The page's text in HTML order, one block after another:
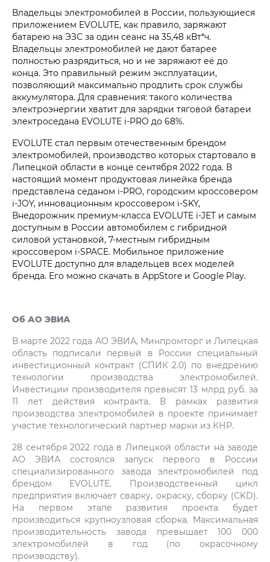
Владельцы электромобилей в России, пользующиеся
приложением EVOLUTE, как правило, заряжают
батарею на ЭЗС за один сеанс на 35,48 кВт*ч.
Владельцы электромобилей не дают батарее
полностью разрядиться, но и не заряжают её до
конца. Это правильный режим эксплуатации,
позволяющий максимально продлить срок службы
аккумулятора. Для сравнения: такого количества
электроэнергии хватит для зарядки тяговой батареи
электроседана EVOLUTE i‑PRO до 68%.
EVOLUTE стал первым отечественным брендом
электромобилей, производство которых стартовало в
Липецкой области в конце сентября 2022 года. В
настоящий момент продуктовая линейка бренда
представлена седаном i‑PRO, городским кроссовером
i‑JOY, инновационным кроссовером i‑SKY,
Внедорожник премиум-класса EVOLUTE i‑JET и самым
доступным в России автомобилем с гибридной
силовой установкой, 7-местным гибридным
кроссовером i‑SPACE. Мобильное приложение
EVOLUTE доступно для владельцев всех моделей
бренда. Его можно скачать в AppStore и Google Play.
Об АО ЭВИА
В марте 2022 года АО ЭВИА, Минпромторг и Липецкая
область подписали первый в России специальный
инвестиционный контракт (СПИК 2.0) по внедрению
технологии производства электромобилей.
Инвестиции производителя превысят 13 млрд руб. за
11 лет действия контракта. В рамках развития
производства электромобилей в проекте принимает
участие технологический партнер марки из КНР.
28 сентября 2022 года в Липецкой области на заводе
АО ЭВИА состоялся запуск первого в России
специализированного завода электромобилей под
брендом EVOLUTE. Производственный цикл
предприятия включает сварку, окраску, сборку (CKD).
На первом этапе развития проекта будет
производиться крупноузловая сборка. Максимальная
производительность завода превышает 100 000
электромобилей в год (по окрасочному
производству).